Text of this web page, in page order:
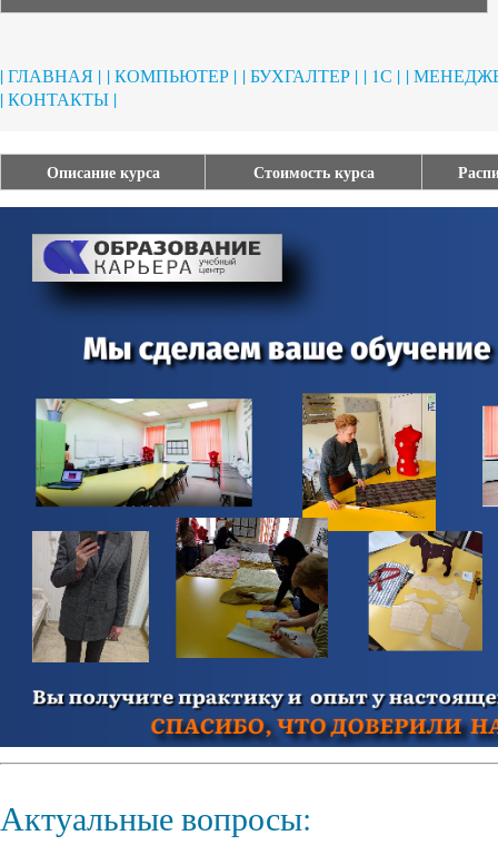
| ГЛАВНАЯ | | КОМПЬЮТЕР | | БУХГАЛТЕР | | 1С | |
| КОНТАКТЫ |
Описание курса Стоимость курса
Актуальные вопросы: